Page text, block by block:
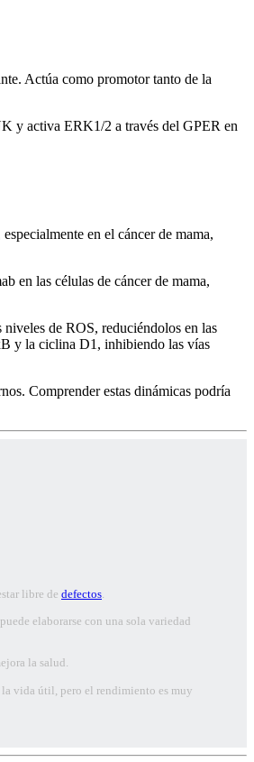
Actúa como promotor tanto de la
y activa ERK1/2 a través del GPER en
en el cáncer de mama,
en las células de cáncer de mama,
de ROS, reduciéndolos en las
y la ciclina D1, inhibiendo las vías
Comprender estas dinámicas podría
libre de defectos
elaborarse con una sola variedad
la salud.
vida útil, pero el rendimiento es muy